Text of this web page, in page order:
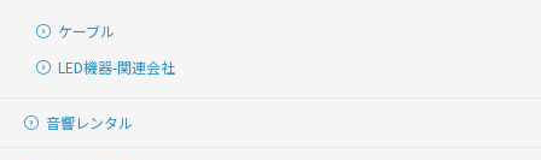
ケーブル
LED機器-関連会社
音響レンタル